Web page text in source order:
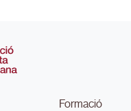
Formació